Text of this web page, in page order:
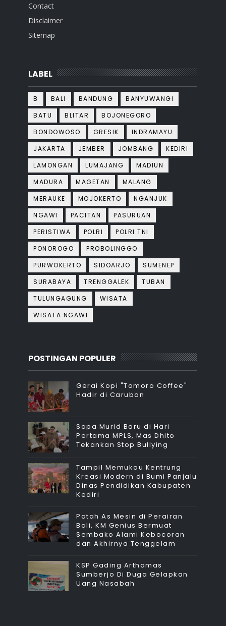
Contact
Disclaimer
Sitemap
LABEL
B BALI BANDUNG
BANYUWANGI
BATU
BLITAR
BOJONEGORO
BONDOWOSO
GRESIK
INDRAMAYU
JAKARTA
JEMBER JOMBANG
KEDIRI
LAMONGAN
LUMAJANG
MADIUN
MADURA
MAGETAN
MALANG
MERAUKE
MOJOKERTO
NGANJUK
NGAWI
PACITAN
PASURUAN
PERISTIWA
POLRI
POLRI TNI
PONOROGO
PROBOLINGGO
PURWOKERTO
SIDOARJO
SUMENEP
SURABAYA
TRENGGALEK
TUBAN
TULUNGAGUNG
WISATA
WISATA NGAWI
POSTINGAN POPULER
Gerai Kopi "Tomoro Coffee"
Hadir di Caruban
Sapa Murid Baru di Hari
Pertama MPLS, Mas Dhito
Tekankan Stop Bullying
Tampil Memukau Kentrung
Kreasi Modern di Bumi Panjalu
Dinas Pendidikan Kabupaten
Kediri
Patah As Mesin di Perairan
Bali, KM Genius Bermuat
Sembako Alami Kebocoran
dan Akhirnya Tenggelam
KSP Gading Arthamas
Sumberjo Di Duga Gelapkan
Uang Nasabah